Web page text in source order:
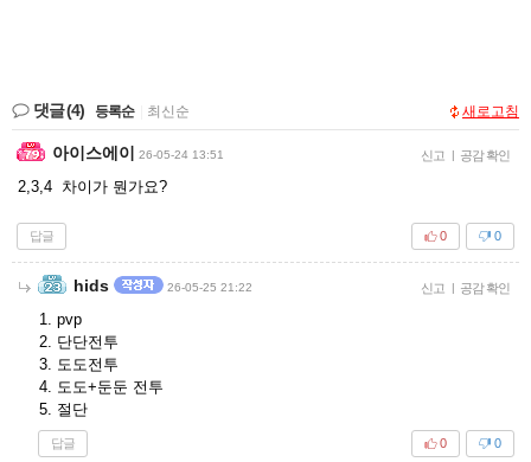
댓글(4) 등록순 최신순 새로고침
아이스에이 26-05-24 13:51 신고 | 공감 확인
2,3,4 차이가 뭔가요?
답글 0
0
hids 26-05-25 21:22 신고 | 공감 확인
1. pvp
2. 단단전투
3. 도도전투
4. 도도+둔둔 전투
5. 절단
답글 0
0